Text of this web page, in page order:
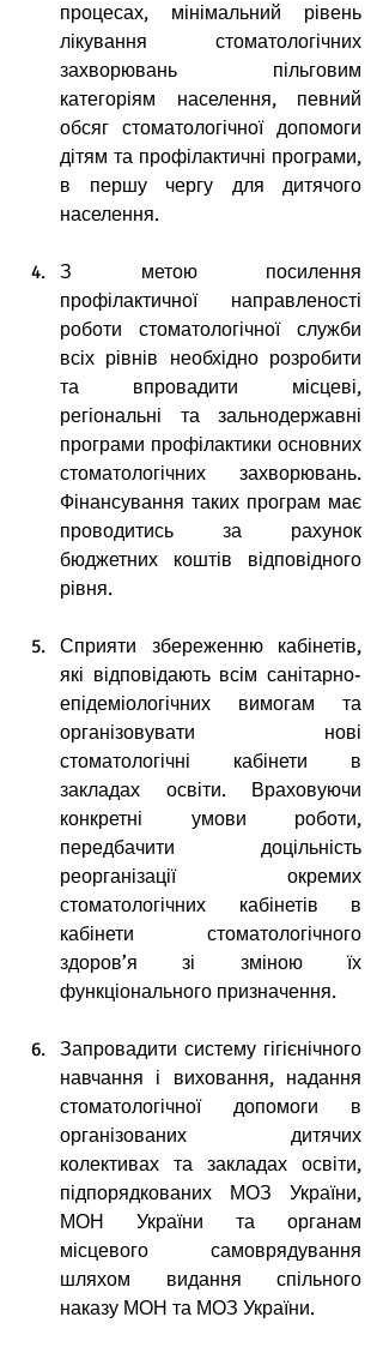
процесах, мінімальний рівень
лікування стоматологічних
захворювань пільговим
категоріям населення, певний
обсяг стоматологічної допомоги
дітям та профілактичні програми,
в першу чергу для дитячого
населення.
З метою посилення
профілактичної направленості
роботи стоматологічної служби
всіх рівнів необхідно розробити
та впровадити місцеві,
регіональні та зальнодержавні
програми профілактики основних
стоматологічних захворювань.
Фінансування таких програм має
проводитись за рахунок
бюджетних коштів відповідного
рівня.
Сприяти збереженню кабінетів,
які відповідають всім санітарно-
епідеміологічних вимогам та
організовувати нові
стоматологічні кабінети в
закладах освіти. Враховуючи
конкретні умови роботи,
передбачити доцільність
реорганізації окремих
стоматологічних кабінетів в
кабінети стоматологічного
здоров’я зі зміною їх
функціонального призначення.
Запровадити систему гігієнічного
навчання і виховання, надання
стоматологічної допомоги в
організованих дитячих
колективах та закладах освіти,
підпорядкованих МОЗ України,
МОН України та органам
місцевого самоврядування
шляхом видання спільного
наказу МОН та МОЗ України.